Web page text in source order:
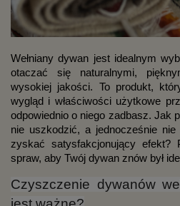
Wełniany dywan jest idealnym
otaczać się naturalnymi,
wysokiej jakości. To produkt,
wygląd i właściwości użytkowe
odpowiednio o niego zadbasz. Jak
nie uszkodzić, a jednocześnie
zyskać satysfakcjonujący efekt?
spraw, aby Twój dywan znów był
Czyszczenie dywanów